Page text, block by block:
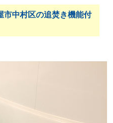
市中村区の追焚き機能付